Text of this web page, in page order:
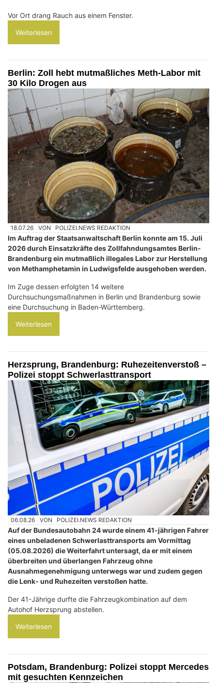
Vor Ort drang Rauch aus einem Fenster.
Weiterlesen
Berlin: Zoll hebt mutmaßliches Meth-Labor mit
30 Kilo Drogen aus
18.07.26 VON POLIZEI.NEWS REDAKTION
Im Auftrag der Staatsanwaltschaft Berlin konnte am 15. Juli
2026 durch Einsatzkräfte des Zollfahndungsamtes Berlin-
Brandenburg ein mutmaßlich illegales Labor zur Herstellung
von Methamphetamin in Ludwigsfelde ausgehoben werden.
Im Zuge dessen erfolgten 14 weitere
Durchsuchungsmaßnahmen in Berlin und Brandenburg sowie
eine Durchsuchung in Baden-Württemberg.
Weiterlesen
Herzsprung, Brandenburg: Ruhezeitenverstoß –
Polizei stoppt Schwerlasttransport
06.08.26 VON POLIZEI.NEWS REDAKTION
Auf der Bundesautobahn 24 wurde einem 41-jährigen Fahrer
eines unbeladenen Schwerlasttransports am Vormittag
(05.08.2026) die Weiterfahrt untersagt, da er mit einem
überbreiten und überlangen Fahrzeug ohne
Ausnahmegenehmigung unterwegs war und zudem gegen
die Lenk- und Ruhezeiten verstoßen hatte.
Der 41-Jährige durfte die Fahrzeugkombination auf dem
Autohof Herzsprung abstellen.
Weiterlesen
Potsdam, Brandenburg: Polizei stoppt Mercedes
mit gesuchten Kennzeichen